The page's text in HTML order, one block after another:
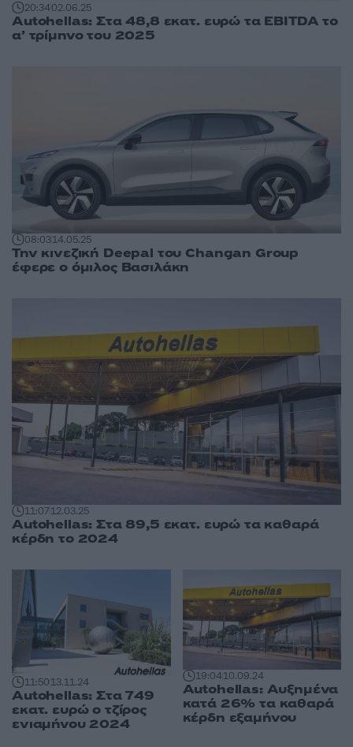
20:3402.06.25
Autohellas: Στα 48,8 εκατ. ευρώ τα EBITDA το
α’ τρίμηνο του 2025
08:0314.05.25
Την κινεζική Deepal του Changan Group
έφερε ο όμιλος Βασιλάκη
11:0712.03.25
Autohellas: Στα 89,5 εκατ. ευρώ τα καθαρά
κέρδη το 2024
11:5013.11.24
Autohellas: Στα 749
εκατ. ευρώ ο τζίρος
ενιαμήνου 2024
19:0410.09.24
Autohellas: Αυξημένα
κατά 26% τα καθαρά
κέρδη εξαμήνου